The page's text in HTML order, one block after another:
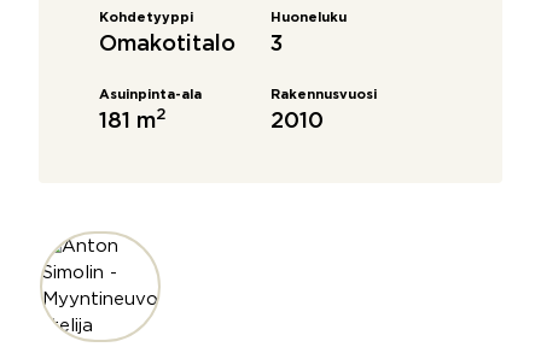
Kohdetyyppi
Omakotitalo
Huoneluku
3
Asuinpinta-ala
181 m2
Rakennusvuosi
2010